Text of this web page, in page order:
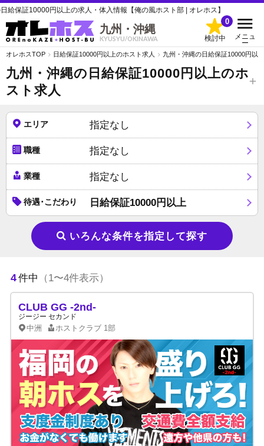
10000円以上の求人・体入情報【俺の風ホスト部 | オレホス】
九州・沖縄
KYUSYU/OKINAWA 検討中
0
メニュ
ー
オレホスTOP 日給保証10000円以上のホスト求人 九州・沖縄の日給保証10000円以
九州・沖縄の日給保証10000円以上のホ
スト求人
エリア 指定なし
職種 指定なし
業種 指定なし
待遇･こだわり 日給保証10000円以上
いろんな条件を指定して探す
4件中 （1〜4件表示）
CLUB GG -2nd-
ジージー セカンド
中洲 ホストクラブ 1部